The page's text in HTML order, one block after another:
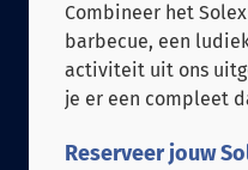
Combineer het
barbecue, een
activiteit uit ons
je er een compleet
Reserveer jouw